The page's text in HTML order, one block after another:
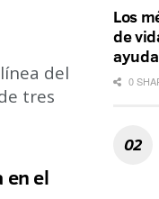
del
tres
en el
Los
de
0